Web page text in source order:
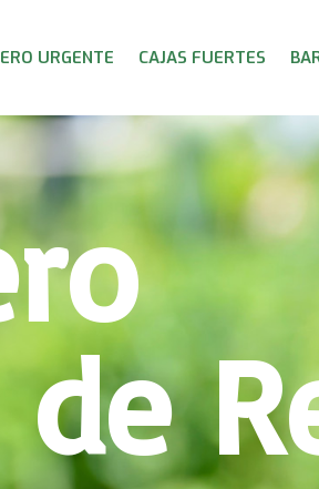
URGENTE CAJAS FUERTES